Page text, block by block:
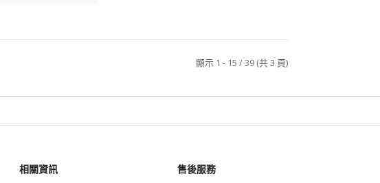
顯示 1 - 15 / 39 (共 3 頁)
相關資訊 售後服務